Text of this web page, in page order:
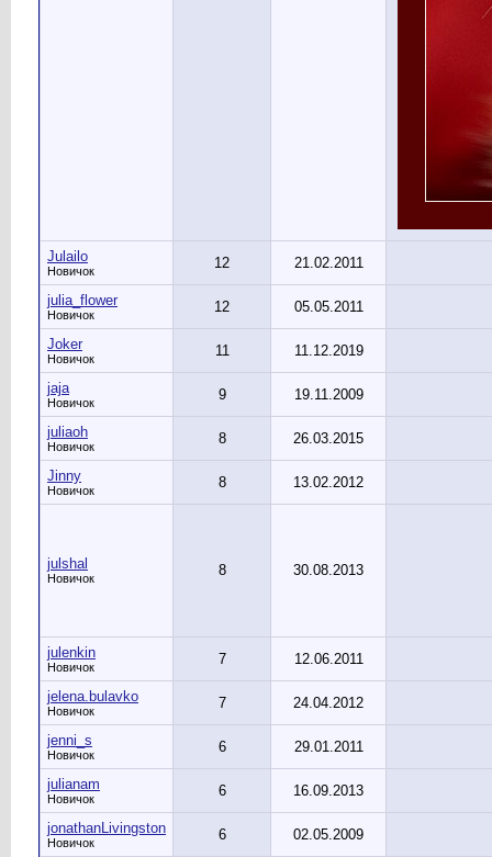
Julailo
Новичок 12 21.02.2011
julia_flower
Новичок 12 05.05.2011
Joker
Новичок 11 11.12.2019
jaja
Новичок 9 19.11.2009
juliaoh
Новичок 8 26.03.2015
Jinny
Новичок 8 13.02.2012
julshal
Новичок 8 30.08.2013
julenkin
Новичок 7 12.06.2011
jelena.bulavko
Новичок 7 24.04.2012
jenni_s
Новичок 6 29.01.2011
julianam
Новичок 6 16.09.2013
jonathanLivingston
Новичок 6 02.05.2009